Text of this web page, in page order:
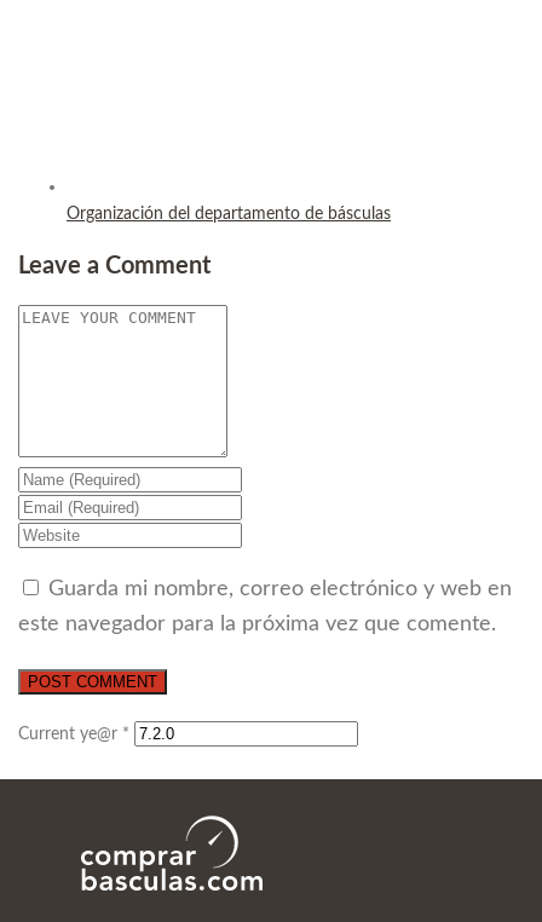
Organización del departamento de básculas
Leave a Comment
Guarda mi nombre, correo electrónico y web en
este navegador para la próxima vez que comente.
Current ye@r *